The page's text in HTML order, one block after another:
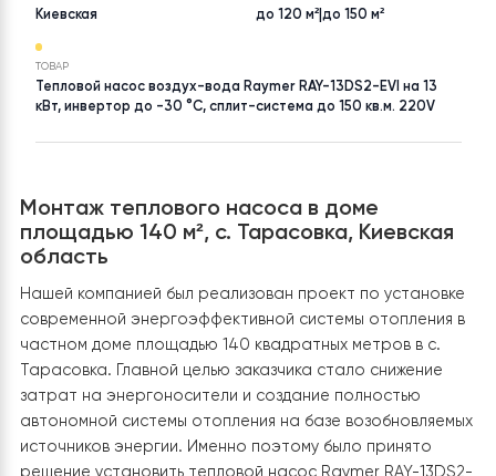
Киевская
кВт, инвертор до -30 °C, сплит-система до 150 кв.м. 220V
Монтаж теплового насоса в доме
площадью 140 м², с. Тарасовка,
область
Нашей компанией был реализован проект по
современной энергоэффективной системы